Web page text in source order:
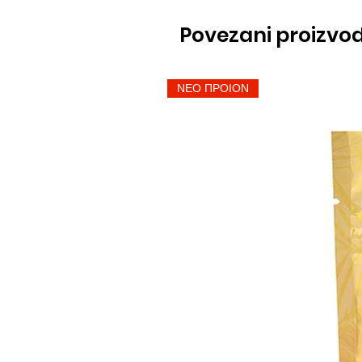
Povezani
ΝΕΟ ΠΡΟΙΟΝ